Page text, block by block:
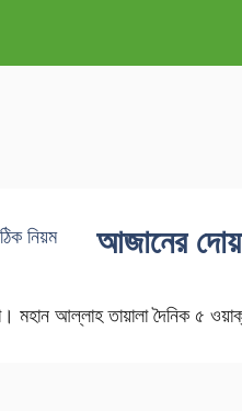
আজানের
মহান আল্লাহ তায়ালা দৈনিক ৫